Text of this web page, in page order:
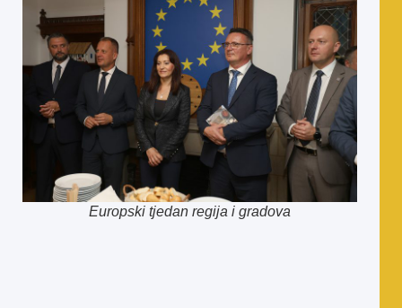
Europski tjedan regija i gradova